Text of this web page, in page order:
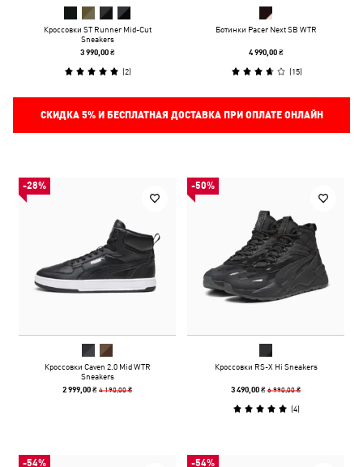
Кроссовки ST Runner Mid-Cut
Sneakers
3 990,00 ₴
(2)
Ботинки Pacer Next SB WTR
4 990,00 ₴
(15)
СКИДКА 5%И БЕСПЛАТНАЯ ДОСТАВКА ПРИ ОПЛАТЕ ОНЛАЙН
-28%
Кроссовки Caven 2.0 Mid WTR
Sneakers
2 999,00 ₴4 190,00 ₴
-50%
Кроссовки RS-X Hi Sneakers
3 490,00 ₴6 990,00 ₴
(4)
-54% -54%